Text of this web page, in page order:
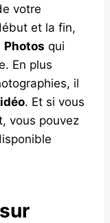
votre
et la fin,
Photos qui
En plus
il
. Et si vous
vous pouvez